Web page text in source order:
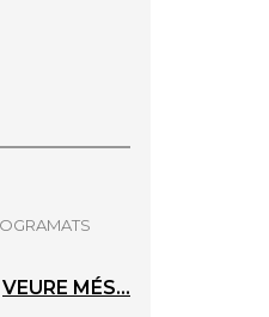
VEURE MÉS...